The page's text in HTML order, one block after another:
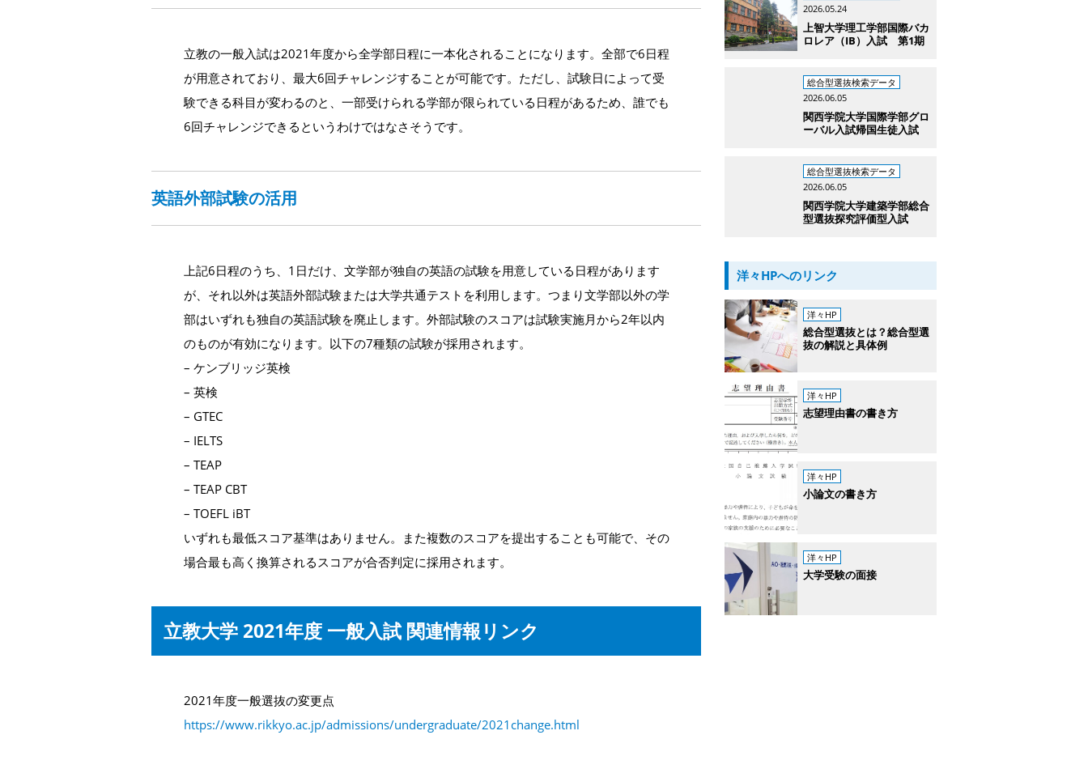
立教の一般入試は2021年度から全学部日程に一本化されることになります。全部で6日程
が用意されており、最大6回チャレンジすることが可能です。ただし、試験日によって受
験できる科目が変わるのと、一部受けられる学部が限られている日程があるため、誰でも
6回チャレンジできるというわけではなさそうです。
英語外部試験の活用
上記6日程のうち、1日だけ、文学部が独自の英語の試験を用意している日程があります
が、それ以外は英語外部試験または大学共通テストを利用します。つまり文学部以外の学
部はいずれも独自の英語試験を廃止します。外部試験のスコアは試験実施月から2年以内
のものが有効になります。以下の7種類の試験が採用されます。
– ケンブリッジ英検
– 英検
– GTEC
– IELTS
– TEAP
– TEAP CBT
– TOEFL iBT
いずれも最低スコア基準はありません。また複数のスコアを提出することも可能で、その
場合最も高く換算されるスコアが合否判定に採用されます。
立教大学 2021年度 一般入試 関連情報リンク
2021年度一般選抜の変更点
https://www.rikkyo.ac.jp/admissions/undergraduate/2021change.html
2026.05.24
上智大学理工学部国際バカ
ロレア（IB）入試 第1期
総合型選抜検索データ
2026.06.05
関西学院大学国際学部グロ
ーバル入試帰国生徒入試
総合型選抜検索データ
2026.06.05
関西学院大学建築学部総合
型選抜探究評価型入試
洋々HPへのリンク
洋々HP
総合型選抜とは？総合型選
抜の解説と具体例
洋々HP
志望理由書の書き方
洋々HP
小論文の書き方
洋々HP
大学受験の面接